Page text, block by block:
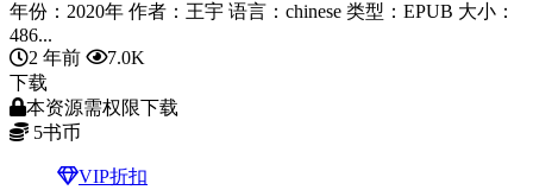
年份：2020年 作者：王宇 语言：chinese 类型：EPUB 大小：
486...
2 年前
7.0K
下载
本资源需权限下载
5书币
VIP折扣